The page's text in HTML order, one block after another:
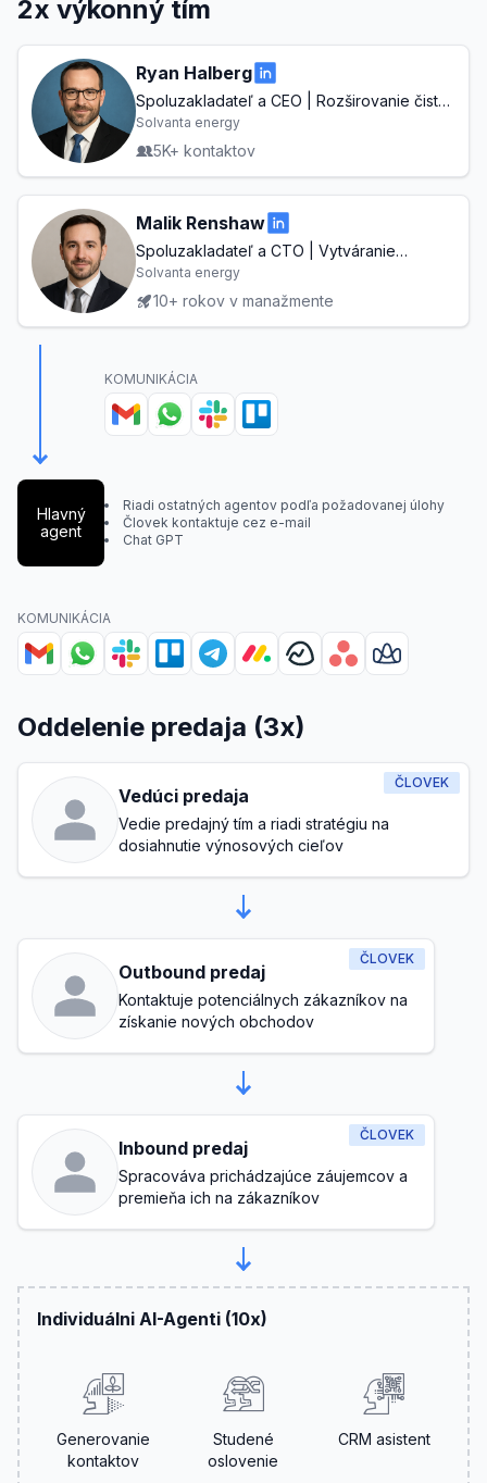
2x výkonný tím
Ryan Halberg
Spoluzakladateľ a CEO | Rozširovanie čisté
energie pre udržateľnú budúcnosť
Solvanta energy
5K+ kontaktov
Malik Renshaw
Spoluzakladateľ a CTO | Vytváranie
nástrojov novej generácie pre diaľkovú
spoluprácu
Solvanta energy
10+ rokov v manažmente
KOMUNIKÁCIA
Hlavný
agent
Riadi ostatných agentov podľa požadovanej úlohy
Človek kontaktuje cez e-mail
Chat GPT
KOMUNIKÁCIA
Oddelenie predaja (3x)
ČLOVEK
Vedúci predaja
Vedie predajný tím a riadi stratégiu na
dosiahnutie výnosových cieľov
ČLOVEK
Outbound predaj
Kontaktuje potenciálnych zákazníkov na
získanie nových obchodov
ČLOVEK
Inbound predaj
Spracováva prichádzajúce záujemcov a
premieňa ich na zákazníkov
Individuálni AI-Agenti (10x)
Generovanie
kontaktov
Studené
oslovenie
CRM asistent